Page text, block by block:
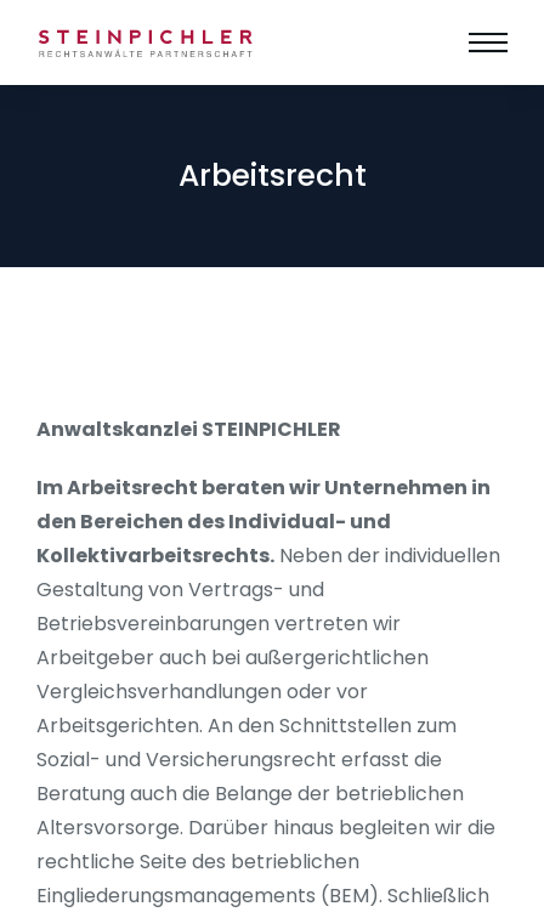
Arbeitsrecht
Anwaltskanzlei STEINPICHLER
Im Arbeitsrecht beraten wir Unternehmen in
den Bereichen des Individual- und
Kollektivarbeitsrechts. Neben der individuellen
Gestaltung von Vertrags- und
Betriebsvereinbarungen vertreten wir
Arbeitgeber auch bei außergerichtlichen
Vergleichsverhandlungen oder vor
Arbeitsgerichten. An den Schnittstellen zum
Sozial- und Versicherungsrecht erfasst die
Beratung auch die Belange der betrieblichen
Altersvorsorge. Darüber hinaus begleiten wir die
rechtliche Seite des betrieblichen
Eingliederungsmanagements (BEM). Schließlich